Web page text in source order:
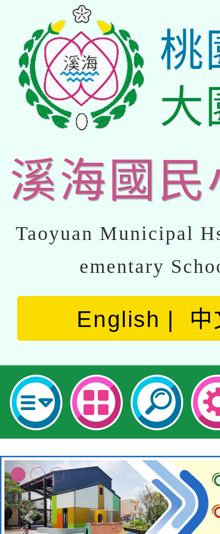
桃
大
溪海國民
Taoyuan Municipal
ementary
English 中